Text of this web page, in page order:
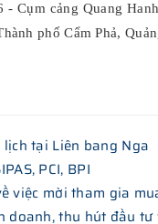
Cụm cảng Quang
phố Cẩm Phả,
tại Liên bang Nga
PCI, BPI
việc mời tham gia
thu hút đầu tư